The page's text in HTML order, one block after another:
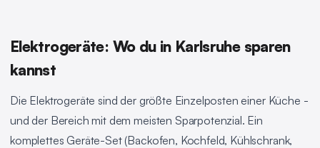
Elektrogeräte: Wo du in Karlsruhe sparen
kannst
Die Elektrogeräte sind der größte Einzelposten einer Küche -
und der Bereich mit dem meisten Sparpotenzial. Ein
komplettes Geräte-Set (Backofen, Kochfeld, Kühlschrank,